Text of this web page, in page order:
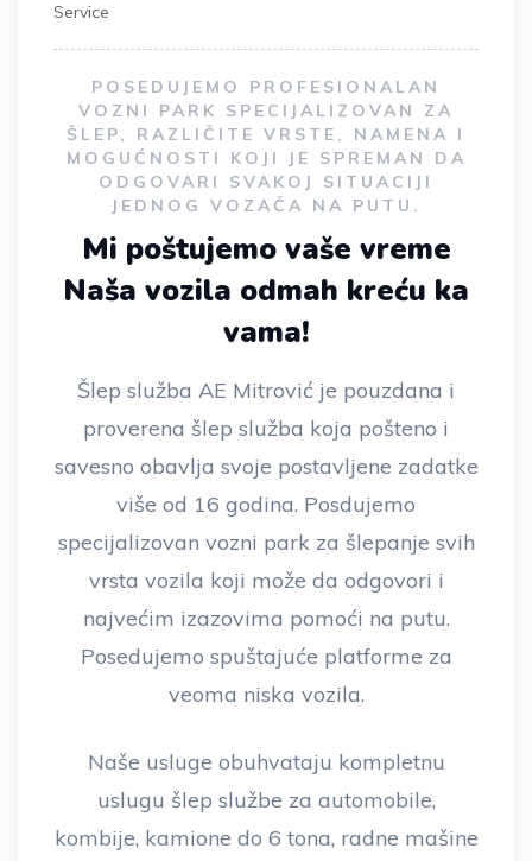
Service
POSEDUJEMO PROFESIONALAN
VOZNI PARK SPECIJALIZOVAN ZA
ŠLEP, RAZLIČITE VRSTE, NAMENA I
MOGUĆNOSTI KOJI JE SPREMAN DA
ODGOVARI SVAKOJ SITUACIJI
JEDNOG VOZAČA NA PUTU.
Mi poštujemo vaše vreme
Naša vozila odmah kreću ka
vama!
Šlep služba AE Mitrović je pouzdana i
proverena šlep služba koja pošteno i
savesno obavlja svoje postavljene zadatke
više od 16 godina. Posdujemo
specijalizovan vozni park za šlepanje svih
vrsta vozila koji može da odgovori i
najvećim izazovima pomoći na putu.
Posedujemo spuštajuće platforme za
veoma niska vozila.
Naše usluge obuhvataju kompletnu
uslugu šlep službe za automobile,
kombije, kamione do 6 tona, radne mašine